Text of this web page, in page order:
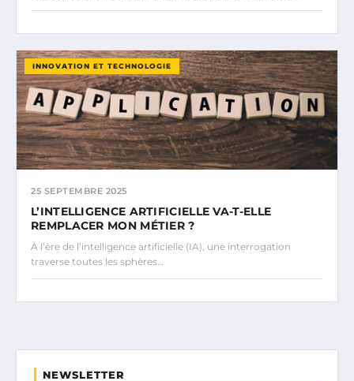
INNOVATION ET TECHNOLOGIE
25 SEPTEMBRE 2025
L’INTELLIGENCE ARTIFICIELLE VA-T-ELLE
REMPLACER MON MÉTIER ?
À l’ère de l’intelligence artificielle (IA), une interrogation
traverse toutes les sphères…
NEWSLETTER